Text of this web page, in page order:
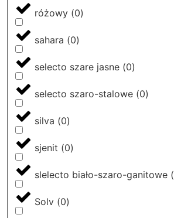
różowy (0)
sahara (0)
selecto szare jasne (0)
selecto szaro-stalowe (0)
silva (0)
sjenit (0)
slelecto biało-szaro-ganitowe (
Solv (0)